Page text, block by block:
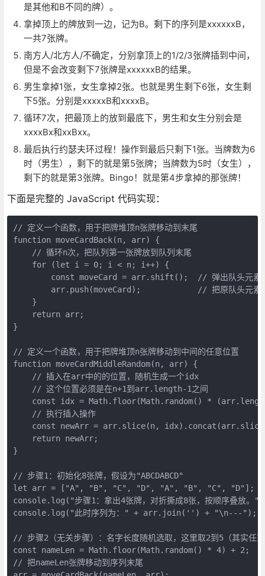
是其他和B不同的牌）。
拿掉顶上的牌放到一边，记为B。剩下的序列是xxxxxxB，
一共7张牌。
南方人/北方人/不确定，分别拿顶上的1/2/3张牌插到中间，
但是不会改变剩下7张牌是xxxxxxB的结果。
男生拿掉1张，女生拿掉2张。也就是男生剩下6张，女生剩
下5张。分别是xxxxxB和xxxxB。
循环7次，把最顶上的放到最底下，男生和女生分别会是
xxxxBx和xxBxx。
最后执行约瑟夫环过程！操作到最后只剩下1张。当牌数为6
时（男生），剩下的就是第5张牌；当牌数为5时（女生），
剩下的就是第3张牌。Bingo！就是第4步拿掉的那张牌！
下面是完整的 JavaScript 代码实现：
// 定义一个函数，用于把牌堆顶n张牌移动到末尾
function moveCardBack(n, arr) {
// 循环n次，把队列第一张牌放到队列末尾
for (let i = 0; i < n; i++) {
const moveCard = arr.shift();  // 弹出队头元素，
arr.push(moveCard);            // 把原队头元素插
}
return arr;
}
// 定义一个函数，用于把牌堆顶n张牌移动到中间的任意位置
function moveCardMiddleRandom(n, arr) {
// 插入在arr中的的位置，随机生成一个idx
// 这个位置必须是在n+1到arr.length-1之间
const idx = Math.floor(Math.random() * (arr.length
// 执行插入操作
const newArr = arr.slice(n,
return newArr;
}
// 步骤1：初始化8张牌，假设为"ABCDABCD"
let arr = ["A", "B", "C", "D", "A", "B", "C", "D"];
console.log("步骤1：拿出4张牌，对折撕成8张，按顺序叠放。
console.log("此时序列为：" + arr.join('') + "\n---");
// 步骤2（无关步骤）：名字长度随机选取，这里取2到5（其实任
const nameLen = Math.floor(Math.random() * 4) + 2;
// 把nameLen张牌移动到序列末尾